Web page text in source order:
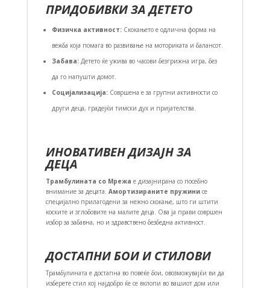
ПРИДОБИВКИ ЗА ДЕТЕТО
Физичка активност:Скокањето е одлична форма на
вежба која помага во развивање на моториката и балансот.
Забава:Детето ќе ужива во часови безгрижна игра, без
да го напушти домот.
Социјализација:Совршена е за групни активности со
други деца, градејќи тимски дух и пријателства.
ИНОВАТИВЕН ДИЗАЈН ЗА
ДЕЦА
Трамбулината со Мрежа е дизајнирана со посебно
внимание за децата. Амортизираните пружинисе
специјално прилагодени за нежно скокање, што ги штити
коските и зглобовите на малите деца. Ова ја прави совршен
избор за забавна, но и здравствено безбедна активност.
ДОСТАПНИ БОИ И СТИЛОВИ
Трамбулината е достапна во повеќе бои, овозможувајќи ви да
изберете стил кој најдобро ќе се вклопи во вашиот дом или